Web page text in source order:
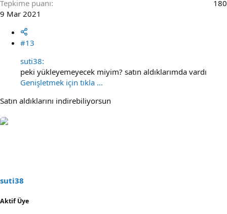
Tepkime puanı
180
9 Mar 2021
#13
suti38:
peki yükleyemeyecek miyim? satın aldıklarımda vardı
Genişletmek için tıkla ...
Satın aldıklarını indirebiliyorsun
suti38
Aktif Üye